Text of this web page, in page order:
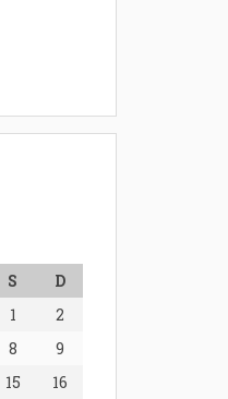
S
D
1
2
8
9
15
16